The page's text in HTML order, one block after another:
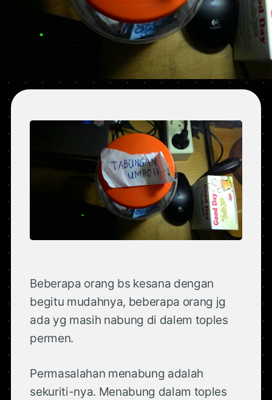
Beberapa orang bs kesana dengan
begitu mudahnya, beberapa orang jg
ada yg masih nabung di dalem toples
permen.
Permasalahan menabung adalah
sekuriti-nya. Menabung dalam toples